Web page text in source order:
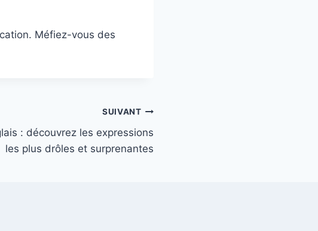
Méfiez-vous des
SUIVANT
: découvrez les expressions
les plus drôles et surprenantes